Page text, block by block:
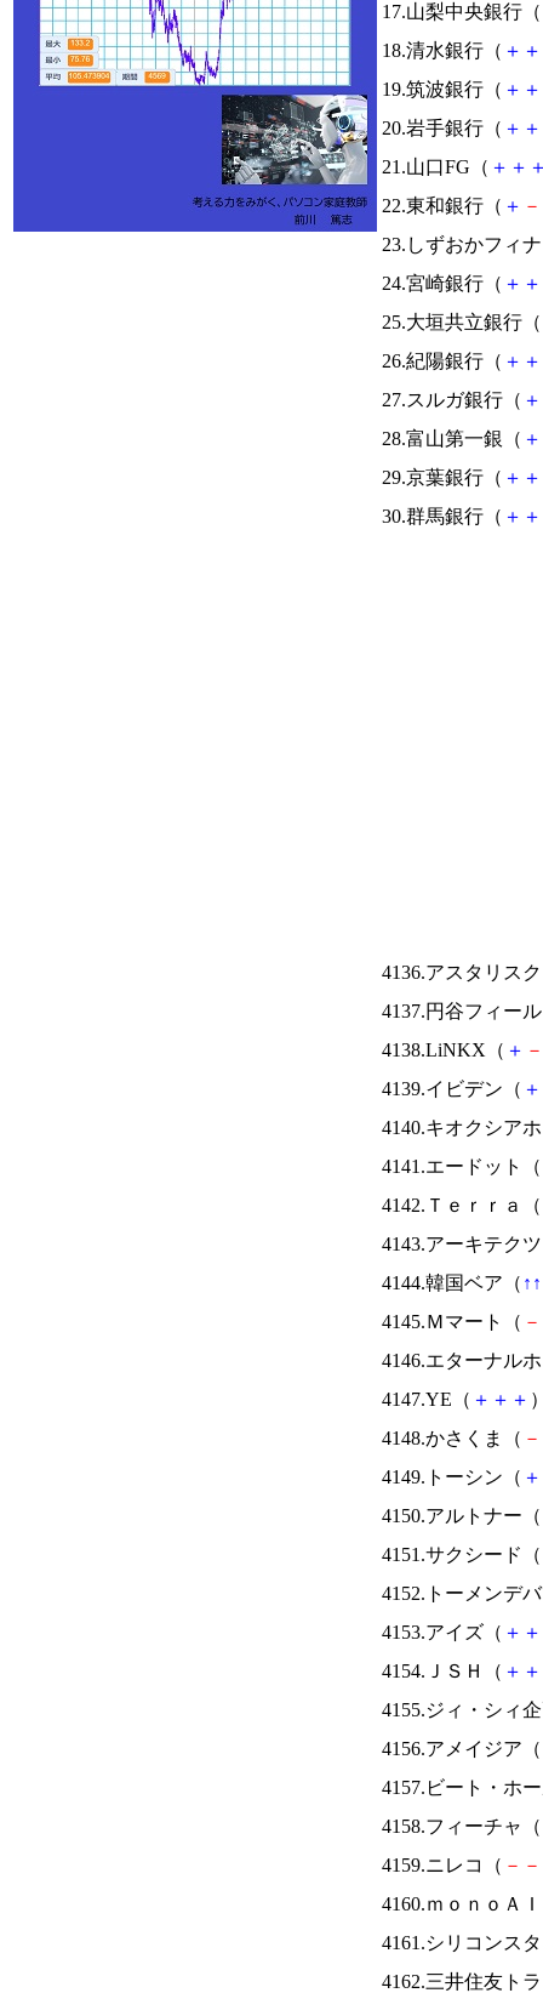
17.山梨中央銀行（
18.清水銀行（ ＋ ＋
19.筑波銀行（ ＋ ＋
20.岩手銀行（ ＋ ＋
21.山口FG（ ＋ ＋
22.東和銀行（ ＋ －
23.しずおかフィ
24.宮崎銀行（ ＋ ＋
25.大垣共立銀行（
26.紀陽銀行（ ＋ ＋
27.スルガ銀行（ ＋
28.富山第一銀（ ＋
29.京葉銀行（ ＋ ＋
30.群馬銀行（ ＋ ＋
4136.アスタリス
4137.円谷フィー
4138.LiNKX（ ＋ －
4139.イビデン（ ＋
4140.キオクシア
4141.エードット（
4142.Ｔｅｒｒａ（
4143.アーキテク
4144.韓国ベア（ ↑ ↑
4145.Ｍマート（ －
4146.エターナル
4147.YE（ ＋ ＋ ＋
4148.かさくま（ －
4149.トーシン（ ＋
4150.アルトナー（
4151.サクシード（
4152.トーメンデ
4153.アイズ（ ＋ ＋
4154.ＪＳＨ（ ＋ ＋
4155.ジィ・シィ
4156.アメイジア（
4157.ビート・ホ
4158.フィーチャ（
4159.ニレコ（ － －
4160.ｍｏｎｏＡ
4161.シリコンス
4162.三井住友ト